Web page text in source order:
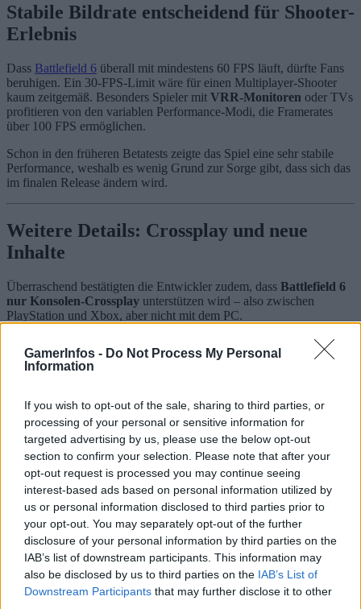
GamerInfos - Do Not Process My Personal
Information
If you wish to opt-out of the sale, sharing to third parties, or
processing of your personal or sensitive information for
targeted advertising by us, please use the below opt-out
section to confirm your selection. Please note that after your
opt-out request is processed you may continue seeing
interest-based ads based on personal information utilized by
us or personal information disclosed to third parties prior to
your opt-out. You may separately opt-out of the further
disclosure of your personal information by third parties on the
IAB’s list of downstream participants. This information may
also be disclosed by us to third parties on the IAB’s List of
Downstream Participants that may further disclose it to other
Stabile Bildrate entscheidend für Shooter-
Erlebnis
Dass Battlefield 6 überall mit mindestens 60 FPS läuft, dürfte Fans
beruhigen. Ein 30-FPS-Limit wäre für einen Multiplayer-Shooter
kaum zeitgemäß. Besonders Spieler mit VRR-Monitoren oder TVs
profitieren von den variablen Performance-Modi, die Framerates
über 100 FPS ermöglichen.
Schon in den früheren Betatests zeigte das Spiel eine sehr stabile
Performance, weshalb es wenig Grund zur Sorge gibt, dass sich das
im finalen Release ändern wird.
Weitere Details: Crossplay und neue
Inhalte
Überraschend bestätigten die Entwickler zudem, dass Battlefield 6
nur Konsolen-Crossplay unterstützen wird – also zwischen
PlayStation und Xbox, aber nicht mit dem PC.
Tokyo
Game Show 2025vertreten sein. Dort dürfen sich Fans auf neues
Singleplayer-Gameplay
Release im Oktober
Battlefield 6 erscheint am10. Oktober 2025 fürPS5, Xbox Series
X|S und PC. Neben dem klassischen Multiplayer wird es auch den
neuen
Battle Royale-Modus
geben, der bereits für Diskussionen in
der Community sorgt.
Quelle:https://www.ign.com/articles/secretly-console-first-ripple-
effect-talks-building-battlefield-6-and-lessons-learned-from-
battlefield-2042
Wie wichtig ist euch die Wahl zwischenPerformance- und
Fidelity-Mode? Zockt ihr lieber in 4K oder wollt ihr so viele FPS